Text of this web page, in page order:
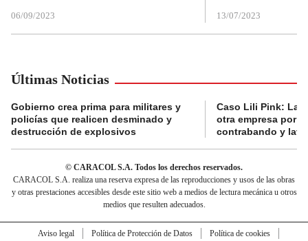
06/09/2023 13/07/2023
Últimas Noticias
Gobierno crea prima para militares y
policías que realicen desminado y
destrucción de explosivos
Caso Lili Pink: La
otra empresa por
contrabando y
© CARACOL S.A. Todos los derechos reservados.
CARACOL S.A. realiza una reserva expresa de las reproducciones y usos de las obras
y otras prestaciones accesibles desde este sitio web a medios de lectura mecánica u otros
medios que resulten adecuados.
Aviso legal Política de Protección de Datos
Política de cookies